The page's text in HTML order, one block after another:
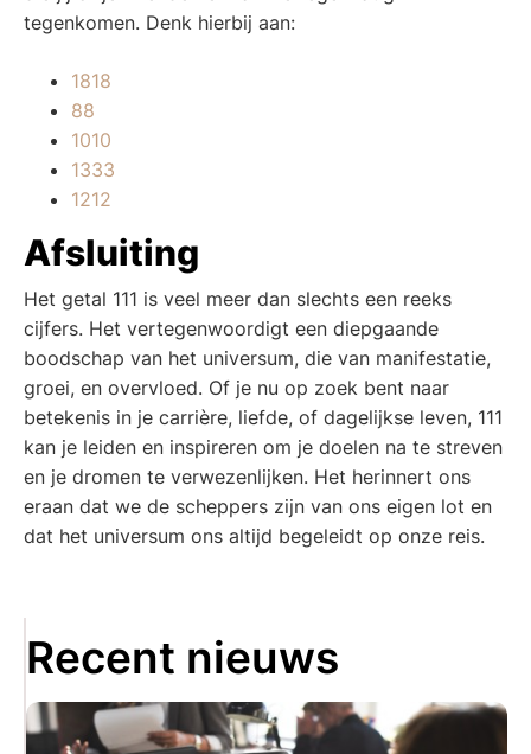
tegenkomen. Denk hierbij aan:
1818
88
1010
1333
1212
Afsluiting
Het getal 111 is veel meer dan slechts een reeks
cijfers. Het vertegenwoordigt een diepgaande
boodschap van het universum, die van manifestatie,
groei, en overvloed. Of je nu op zoek bent naar
betekenis in je carrière, liefde, of dagelijkse leven, 111
kan je leiden en inspireren om je doelen na te streven
en je dromen te verwezenlijken. Het herinnert ons
eraan dat we de scheppers zijn van ons eigen lot en
dat het universum ons altijd begeleidt op onze reis.
Recent nieuws